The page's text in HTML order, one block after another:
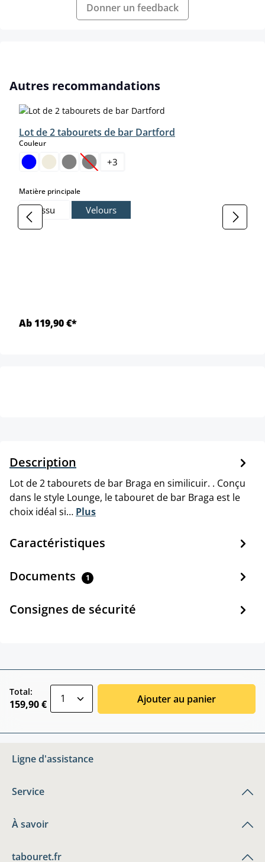
Donner un feedback
Ignorer la galerie de produits
Autres recommandations
Lot de 2 tabourets de bar Dartford
Couleurselect
(Cette option n'est pas disponible pour le
+3
Matière principaleselect
Tissu Velours
Ab 119,90 €*
Description
Lot de 2 tabourets de bar Braga en similicuir. . Conçu
dans le style Lounge, le tabouret de bar Braga est le
choix idéal si… Plus
Caractéristiques
Documents 1
Consignes de sécurité
Total:
159,90 € Ajouter au panier
Ligne d'assistance
Service
À savoir
tabouret.fr